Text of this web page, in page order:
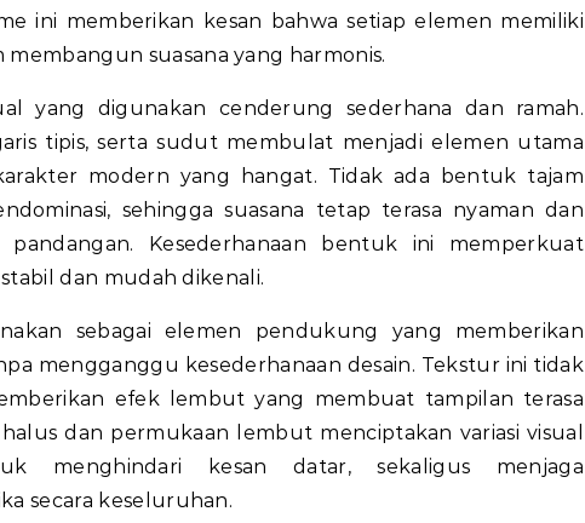
ini memberikan kesan bahwa setiap elemen memiliki
suasana yang harmonis.
yang digunakan cenderung sederhana dan ramah.
tipis, serta sudut membulat menjadi elemen utama
modern yang hangat. Tidak ada bentuk tajam
sehingga suasana tetap terasa nyaman dan
Kesederhanaan bentuk ini memperkuat
dan mudah dikenali.
sebagai elemen pendukung yang memberikan
mengganggu kesederhanaan desain. Tekstur ini tidak
efek lembut yang membuat tampilan terasa
dan permukaan lembut menciptakan variasi visual
menghindari kesan datar, sekaligus menjaga
secara keseluruhan.